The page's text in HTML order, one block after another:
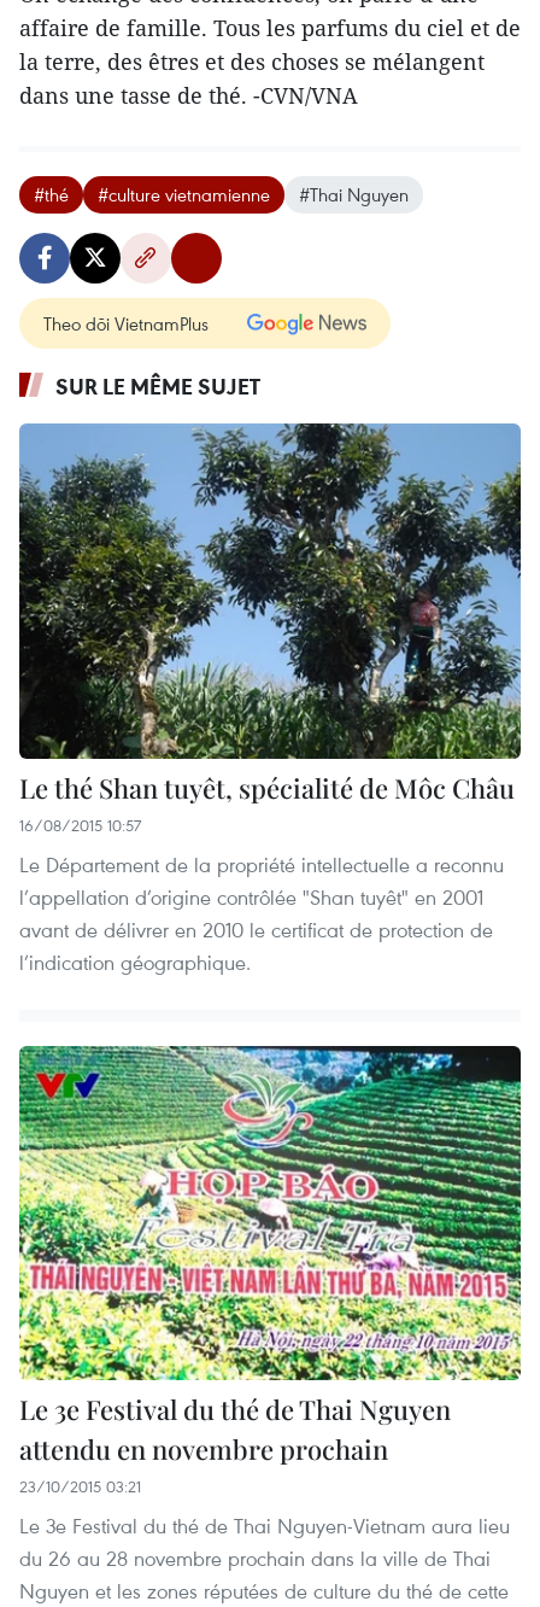
affaire de famille. Tous les parfums du ciel et de
la terre, des êtres et des choses se mélangent
dans une tasse de thé. -CVN/VNA
#thé #culture vietnamienne #Thai Nguyen
Theo dõi VietnamPlus
SUR LE MÊME SUJET
Le thé Shan tuyêt, spécialité de Môc Châu
16/08/2015 10:57
Le Département de la propriété intellectuelle a reconnu
l’appellation d’origine contrôlée "Shan tuyêt" en 2001
avant de délivrer en 2010 le certificat de protection de
l’indication géographique.
Le 3e Festival du thé de Thai Nguyen
attendu en novembre prochain
23/10/2015 03:21
Le 3e Festival du thé de Thai Nguyen-Vietnam aura lieu
du 26 au 28 novembre prochain dans la ville de Thai
Nguyen et les zones ​réputées de culture du thé ​de cette